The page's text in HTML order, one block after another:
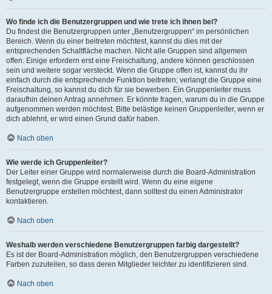
Wo finde ich die Benutzergruppen und wie trete ich ihnen bei?
Du findest die Benutzergruppen unter „Benutzergruppen“ im persönlichen
Bereich. Wenn du einer beitreten möchtest, kannst du dies mit der
entsprechenden Schaltfläche machen. Nicht alle Gruppen sind allgemein
offen. Einige erfordern erst eine Freischaltung, andere können geschlossen
sein und weitere sogar versteckt. Wenn die Gruppe offen ist, kannst du ihr
einfach durch die entsprechende Funktion beitreten; verlangt die Gruppe eine
Freischaltung, so kannst du dich für sie bewerben. Ein Gruppenleiter muss
daraufhin deinen Antrag annehmen. Er könnte fragen, warum du in die Gruppe
aufgenommen werden möchtest. Bitte belästige keinen Gruppenleiter, wenn er
dich ablehnt, er wird einen Grund dafür haben.
Nach oben
Wie werde ich Gruppenleiter?
Der Leiter einer Gruppe wird normalerweise durch die Board-Administration
festgelegt, wenn die Gruppe erstellt wird. Wenn du eine eigene
Benutzergruppe erstellen möchtest, dann solltest du einen Administrator
kontaktieren.
Nach oben
Weshalb werden verschiedene Benutzergruppen farbig dargestellt?
Es ist der Board-Administration möglich, den Benutzergruppen verschiedene
Farben zuzuteilen, so dass deren Mitglieder leichter zu identifizieren sind.
Nach oben